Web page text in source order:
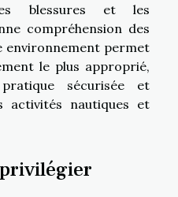
blessures et les
compréhension des
environnement permet
le plus approprié,
sécurisée et
activités nautiques et